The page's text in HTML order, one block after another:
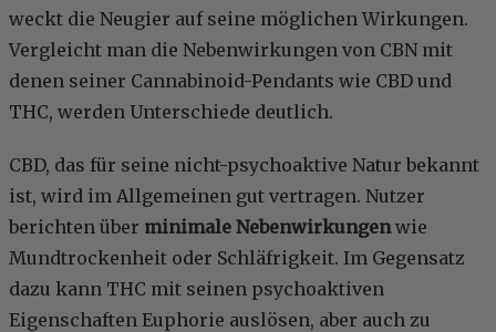
weckt die Neugier auf seine möglichen Wirkungen.
Vergleicht man die Nebenwirkungen von CBN mit
denen seiner Cannabinoid-Pendants wie CBD und
THC, werden Unterschiede deutlich.
CBD, das für seine nicht-psychoaktive Natur bekannt
ist, wird im Allgemeinen gut vertragen. Nutzer
berichten über minimale Nebenwirkungenwie
Mundtrockenheit oder Schläfrigkeit. Im Gegensatz
dazu kann THC mit seinen psychoaktiven
Eigenschaften Euphorie auslösen, aber auch zu